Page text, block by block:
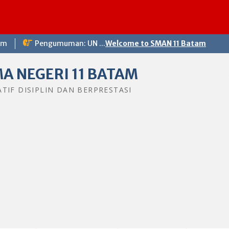
Pengumuman: UN ...Welcome to SMAN 11 Batam
NEGERI 11 BATAM
DISIPLIN DAN BERPRESTASI